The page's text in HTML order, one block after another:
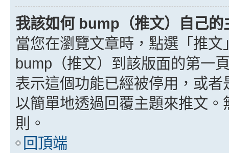
我該如何 bump（推文）自己的
當您在瀏覽文章時，點選「推
bump（推文）到該版面的第一
表示這個功能已經被停用，或
以簡單地透過回覆主題來推文
則。
回頂端